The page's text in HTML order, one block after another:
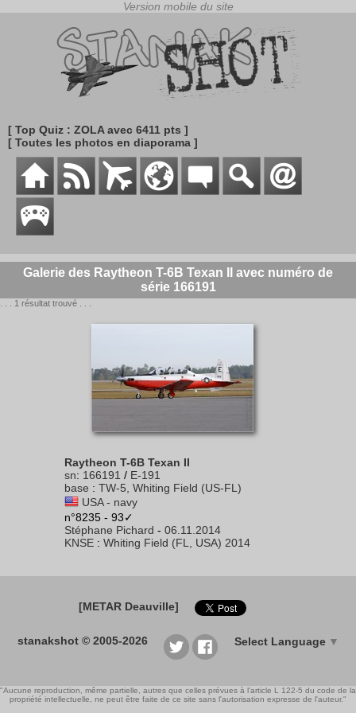
[ Top Quiz : ZOLA avec 6411 pts ]
[ Toutes les photos en diaporama ]
Galerie des Raytheon T-6B Texan II avec numéro de
série 166191
. . . 1 résultat trouvé . . .
Raytheon T-6B Texan II
sn: 166191 / E-191
base : TW-5, Whiting Field (US-FL)
USA - navy
n°8235 - 93✓
Stéphane Pichard - 06.11.2014
KNSE : Whiting Field (FL, USA) 2014
[METAR Deauville]
stanakshot © 2005-2026 Select Language ▼
"Aucune reproduction, même partielle, autres que celles prévues à l'article L 122-5 du code de la
propriété intellectuelle, ne peut être faite de ce site sans l'autorisation expresse de l'auteur."